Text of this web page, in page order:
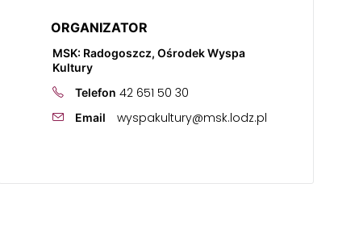
ORGANIZATOR
MSK: Radogoszcz, Ośrodek Wyspa
Kultury
Telefon 42 651 50 30
Email wyspakultury@msk.lodz.pl